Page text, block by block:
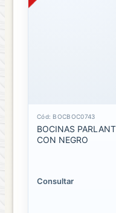
Cód: BOCBOC0743
BOCINAS
CON NEGRO
Consultar